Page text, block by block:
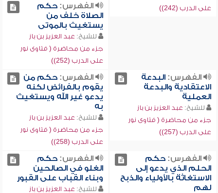
على الدرب (242))
الفهرس:حكم
الصلاة خلف من
يستغيث بالموتى
للشيخ: عبد العزيز بن باز
جزء من محاضرة ( فتاوى نور
على الدرب (252))
الفهرس:البدعة
الاعتقادية والبدعة
العملية
للشيخ: عبد العزيز بن باز
جزء من محاضرة ( فتاوى نور
على الدرب (257))
الفهرس:حكم من
يقوم بالفرائض لكنه
يدعو غير الله ويستغيث
به
للشيخ: عبد العزيز بن باز
جزء من محاضرة ( فتاوى نور
على الدرب (258))
الفهرس:حكم
الحلم الذي يدعو إلى
الاستغاثة بالأولياء والذبح
لهم
الفهرس:حكم
الغلو في الصالحين
وبناء القباب على القبور
للشيخ: عبد العزيز بن باز